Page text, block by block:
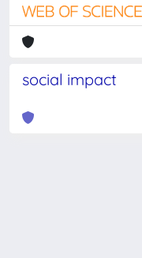
social impact